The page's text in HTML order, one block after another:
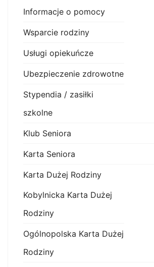
Informacje o pomocy
Wsparcie rodziny
Usługi opiekuńcze
Ubezpieczenie zdrowotne
Stypendia / zasiłki
szkolne
Klub Seniora
Karta Seniora
Karta Dużej Rodziny
Kobylnicka Karta Dużej
Rodziny
Ogólnopolska Karta Dużej
Rodziny